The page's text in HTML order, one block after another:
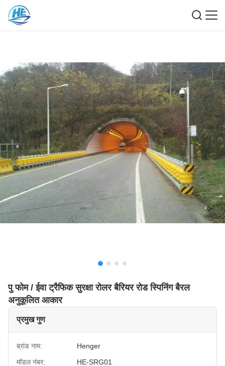
पु फोम / ईवा ट्रैफिक सुरक्षा रोलर बैरियर रोड स्पिनिंग बैरल
अनुकूलित आकार
प्रमुख गुण
ब्रांड नाम:
Henger
मॉडल नंबर:
HE-SRG01